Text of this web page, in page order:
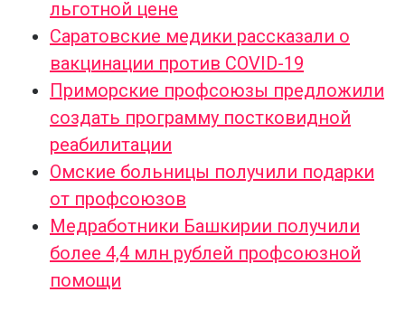
льготной цене
Саратовские медики рассказали о
вакцинации против COVID-19
Приморские профсоюзы предложили
создать программу постковидной
реабилитации
Омские больницы получили подарки
от профсоюзов
Медработники Башкирии получили
более 4,4 млн рублей профсоюзной
помощи